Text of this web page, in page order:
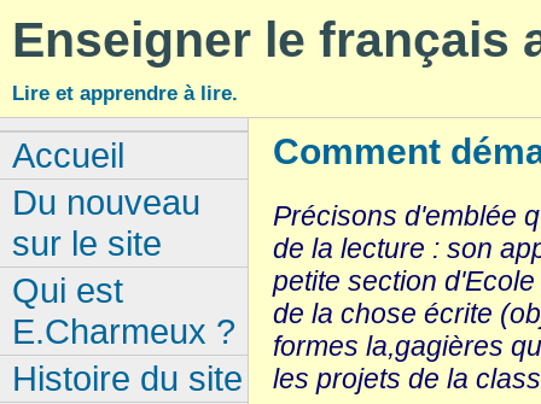
Enseigner le français
Lire et apprendre à lire.
Comment
Précisons d'emblée
de la lecture : son
petite section
de la chose écrite
formes la,gagières
les projets de la
Accueil
Du nouveau
sur le site
Qui est
E.Charmeux ?
Histoire du site